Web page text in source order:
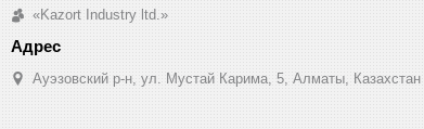
«Kazort Industry ltd.»
​Ауэзовский р-н, ул. Мустай Карима, 5, Алматы, Казахстан